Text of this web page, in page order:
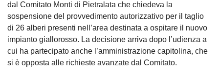
dal Comitato Monti di Pietralata che chiedeva la
sospensione del provvedimento autorizzativo per il taglio
di 26 alberi presenti nell’area destinata a ospitare il nuovo
impianto giallorosso. La decisione arriva dopo l’udienza a
cui ha partecipato anche l’amministrazione capitolina, che
si è opposta alle richieste avanzate dal Comitato.